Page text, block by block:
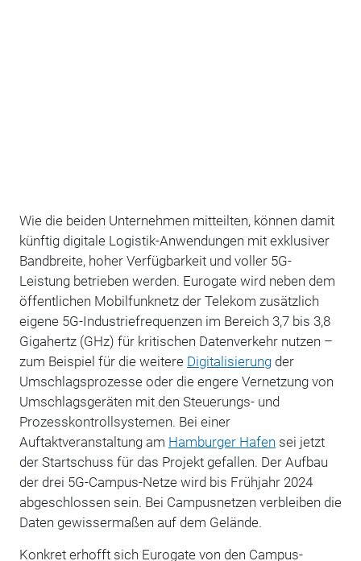
Wie die beiden Unternehmen mitteilten, können damit
künftig digitale Logistik-Anwendungen mit exklusiver
Bandbreite, hoher Verfügbarkeit und voller 5G-
Leistung betrieben werden. Eurogate wird neben dem
öffentlichen Mobilfunknetz der Telekom zusätzlich
eigene 5G-Industriefrequenzen im Bereich 3,7 bis 3,8
Gigahertz (GHz) für kritischen Datenverkehr nutzen –
zum Beispiel für die weitere Digitalisierungder
Umschlagsprozesse oder die engere Vernetzung von
Umschlagsgeräten mit den Steuerungs- und
Prozesskontrollsystemen. Bei einer
Auftaktveranstaltung am Hamburger Hafen sei jetzt
der Startschuss für das Projekt gefallen. Der Aufbau
der drei 5G-Campus-Netze wird bis Frühjahr 2024
abgeschlossen sein. Bei Campusnetzen verbleiben die
Daten gewissermaßen auf dem Gelände.
Konkret erhofft sich Eurogate von den Campus-